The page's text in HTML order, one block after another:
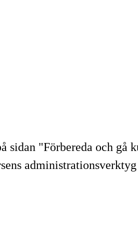
sidan "Förbereda och gå